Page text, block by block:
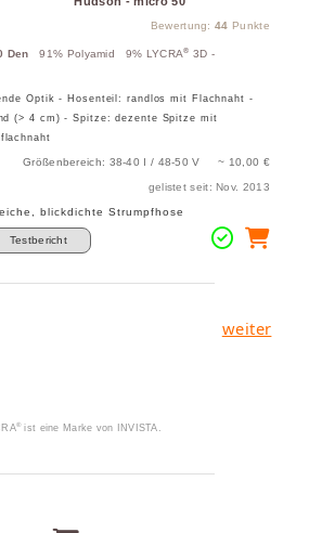
Bewertung:44 Punkte
Den 91% Polyamid 9% LYCRA® 3D -
Optik - Hosenteil: randlos mit Flachnaht -
(> 4 cm) - Spitze: dezente Spitze mit
Größenbereich: 38-40 I / 48-50 V ~ 10,00 €
gelistet seit: Nov. 2013
blickdichte Strumpfhose
Testbericht
weiter
®ist eine Marke von INVISTA.